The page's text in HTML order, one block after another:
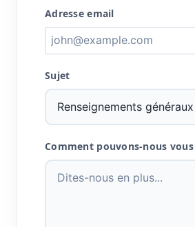
Adresse email
Sujet
Comment pouvons-nous